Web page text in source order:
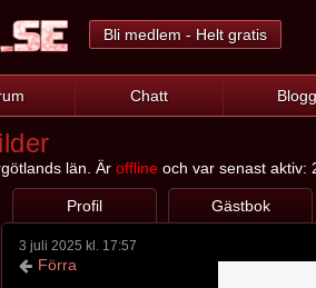
Bli medlem - Helt gratis
Chatt Blogg
län. Är offline och var senast aktiv:
Profil Gästbok
3 juli 2025 kl. 17:57
Förra